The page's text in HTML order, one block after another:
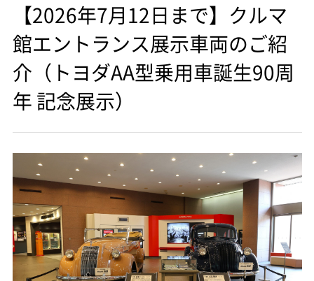
【2026年7月12日まで】クルマ
館エントランス展示車両のご紹
介（トヨダAA型乗用車誕生90周
年 記念展示）